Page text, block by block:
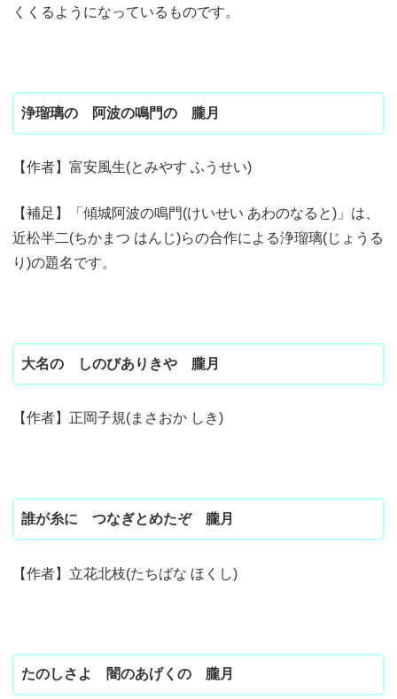
くくるようになっているものです。
浄瑠璃の 阿波の鳴門の 朧月
【作者】富安風生(とみやす ふうせい)
【補足】「傾城阿波の鳴門(けいせい あわのなると)」は、
近松半二(ちかまつ はんじ)らの合作による浄瑠璃(じょうる
り)の題名です。
大名の しのびありきや 朧月
【作者】正岡子規(まさおか しき)
誰が糸に つなぎとめたぞ 朧月
【作者】立花北枝(たちばな ほくし)
たのしさよ 闇のあげくの 朧月